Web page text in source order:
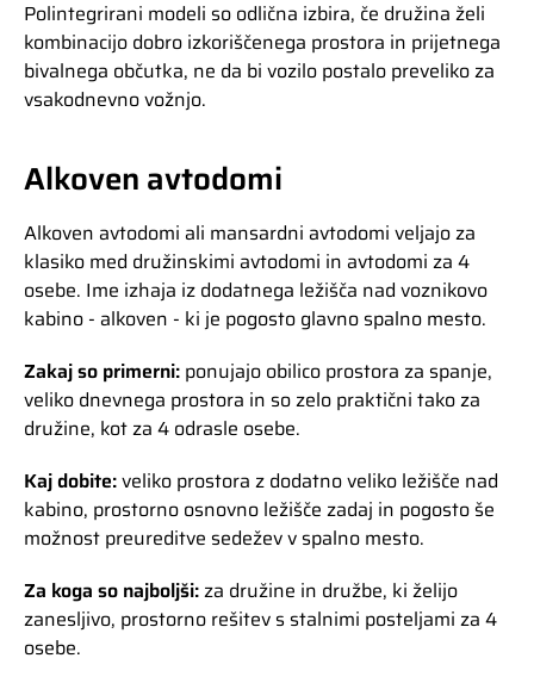
Polintegrirani modeli so odlična izbira, če družina želi
kombinacijo dobro izkoriščenega prostora in prijetnega
bivalnega občutka, ne da bi vozilo postalo preveliko za
vsakodnevno vožnjo.
Alkoven avtodomi
Alkoven avtodomi ali mansardni avtodomi veljajo za
klasiko med družinskimi avtodomi in avtodomi za 4
osebe. Ime izhaja iz dodatnega ležišča nad voznikovo
kabino - alkoven - ki je pogosto glavno spalno mesto.
Zakaj so primerni: ponujajo obilico prostora za spanje,
veliko dnevnega prostora in so zelo praktični tako za
družine, kot za 4 odrasle osebe.
Kaj dobite:veliko prostora z dodatno veliko ležišče nad
kabino, prostorno osnovno ležišče zadaj in pogosto še
možnost preureditve sedežev v spalno mesto.
Za koga so najboljši:za družine in družbe, ki želijo
zanesljivo, prostorno rešitev s stalnimi posteljami za 4
osebe.